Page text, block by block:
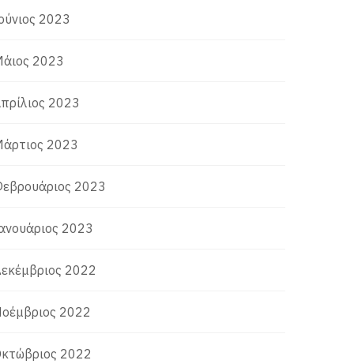
2023
2023
2023
2023
2023
2023
2022
2022
2022